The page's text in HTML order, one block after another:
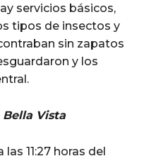
servicios básicos,
tipos de insectos y
sin zapatos
y los
Vista
11:27 horas del